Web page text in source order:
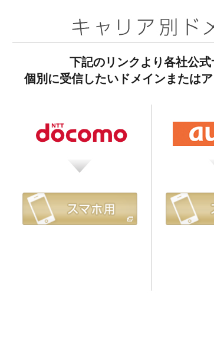
下記のリンクより各社公
個別に受信したいドメインまたは